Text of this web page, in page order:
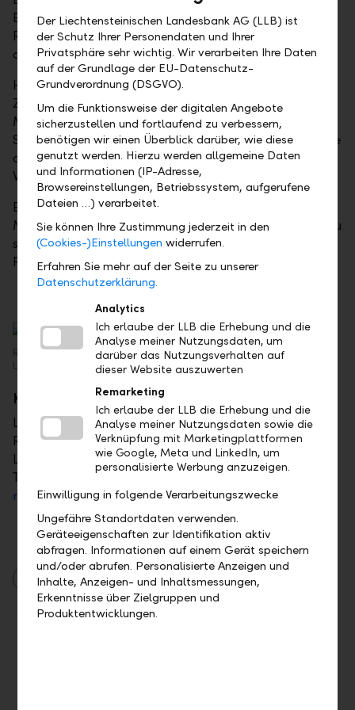
Entwicklung, Vermögen und Schulden oder
Rahmenbedingungen im Unternehmen sind Aspekte,
die beleuchtet werden sollten.
Hat man den Überblick, kann man seine finanzielle
Zukunft planen. Die möglichen Überlegungen und
Massnahmen sind vielfältig: Anlegen einer
Sparquote, Pensionskasseneinkäufe, Bezug von Rente
oder Kapital aus der Pensionskasse,
Vermögensstrukturierung und Testament.
Eine sorgfältige Finanzplanung hilft, geeignete
Massnahmen zu ergreifen und deren Auswirkungen zu
simulieren. Es empfiehlt sich, auf die Erfahrung von
Fachpersonen zu zählen und sich beraten zu lassen.
René Bär, Leiter Finanzplanung und Steuern, Liechtensteinische
Landesbank AG
Kontakt
Liechtensteinische Landesbank AG
René Bär
Leiter Finanzplanung und Steuern
T +423 236 92 29
rene.baer@llb.li
2023 Firmenkunden
Der Liechtensteinischen Landesbank AG (LLB) ist
der Schutz Ihrer Personendaten und Ihrer
Privatsphäre sehr wichtig. Wir verarbeiten Ihre Daten
auf der Grundlage der EU-Datenschutz-
Grundverordnung (DSGVO).
Um die Funktionsweise der digitalen Angebote
sicherzustellen und fortlaufend zu verbessern,
benötigen wir einen Überblick darüber, wie diese
genutzt werden. Hierzu werden allgemeine Daten
und Informationen (IP-Adresse,
Browsereinstellungen, Betriebssystem, aufgerufene
Dateien …) verarbeitet.
Sie können Ihre Zustimmung jederzeit in den
(Cookies-)Einstellungen widerrufen.
Erfahren Sie mehr auf der Seite zu unserer
Datenschutzerklärung.
Analytics
Ich erlaube der LLB die Erhebung und die
Analyse meiner Nutzungsdaten, um
darüber das Nutzungsverhalten auf
dieser Website auszuwerten
Remarketing
Ich erlaube der LLB die Erhebung und die
Analyse meiner Nutzungsdaten sowie die
Verknüpfung mit Marketingplattformen
wie Google, Meta und LinkedIn, um
personalisierte Werbung anzuzeigen.
Einwilligung in folgende Verarbeitungszwecke
Ungefähre Standortdaten verwenden.
Geräteeigenschaften zur Identifikation aktiv
abfragen. Informationen auf einem Gerät speichern
und/oder abrufen. Personalisierte Anzeigen und
Inhalte, Anzeigen- und Inhaltsmessungen,
Erkenntnisse über Zielgruppen und
Produktentwicklungen.